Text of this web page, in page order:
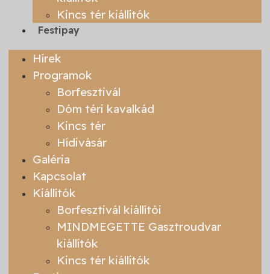
Kincs tér kiállítók
Festipay
Hírek
Programok
Borfesztivál
Dóm téri kavalkád
Kincs tér
Hídivásár
Galéria
Kapcsolat
Kiállítók
Borfesztivál kiállítói
MINDMEGETTE Gasztroudvar
kiállítók
Kincs tér kiállítók